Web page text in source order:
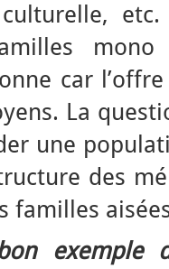
car
La
une
des
familles
exemple